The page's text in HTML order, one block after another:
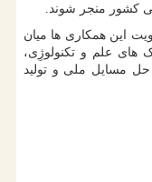
کشور منجر شوند.
این همکاری ها میان
های علم و تکنولوژِی،
مسایل ملی و تولید